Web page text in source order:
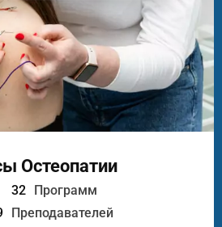
Остеопатии
32 Программ
Преподавателей